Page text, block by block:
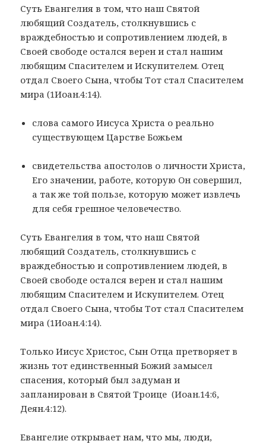
Суть Евангелия в том, что наш Святой
любящий Создатель, столкнувшись с
враждебностью и сопротивлением людей, в
Своей свободе остался верен и стал нашим
любящим Спасителем и Искупителем. Отец
отдал Своего Сына, чтобы Тот стал Спасителем
мира (1Иоан.4:14).
слова самого Иисуса Христа о реально
существующем Царстве Божьем
свидетельства апостолов о личности Христа,
Его значении, работе, которую Он совершил,
а так же той пользе, которую может извлечь
для себя грешное человечество.
Суть Евангелия в том, что наш Святой
любящий Создатель, столкнувшись с
враждебностью и сопротивлением людей, в
Своей свободе остался верен и стал нашим
любящим Спасителем и Искупителем. Отец
отдал Своего Сына, чтобы Тот стал Спасителем
мира (1Иоан.4:14).
Только Иисус Христос, Сын Отца претворяет в
жизнь тот единственный Божий замысел
спасения, который был задуман и
запланирован в Святой Троице (Иоан.14:6,
Деян.4:12).
Евангелие открывает нам, что мы, люди,